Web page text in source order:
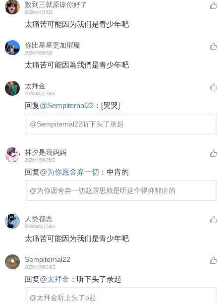
数到三就原谅你好了
2026年6月6日
太痛苦可能因为我们是青少年吧
你比星星更加璀璨
2026年6月6日
太痛苦可能因為我們是青少年吧
太拜金
2026年5月28日
回复@Sempiternal22 ： [哭哭]
@Sempiternal22听下头了录起
林夕是我妈妈
2026年5月25日
回复@为你愿舍弃一切 ： 中肯的
@为你愿舍弃一切赵露思就是听这个得抑郁症的
人类都恶
2026年5月24日
太痛苦可能因为我们是青少年吧
Sempiternal22
2026年5月24日
回复@太拜金 ： 听下头了录起
@太拜金听上头了o起